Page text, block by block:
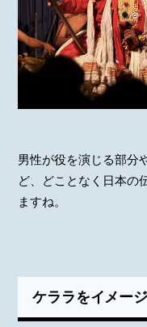
男性が役を演じる部分
ど、どことなく日本の
ますね。
ケララをイメー